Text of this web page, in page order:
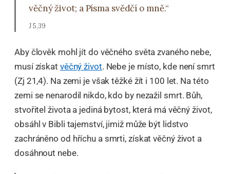
věčný život; a Písma svědčí o mně.“
J 5,39
Aby člověk mohl jít do věčného světa zvaného nebe,
musí získat věčný život. Nebe je místo, kde není smrt
(Zj 21,4). Na zemi je však těžké žít i 100 let. Na této
zemi se nenarodil nikdo, kdo by nezažil smrt. Bůh,
stvořitel života a jediná bytost, která má věčný život,
obsáhl v Bibli tajemství, jimiž může být lidstvo
zachráněno od hříchu a smrti, získat věčný život a
dosáhnout nebe.